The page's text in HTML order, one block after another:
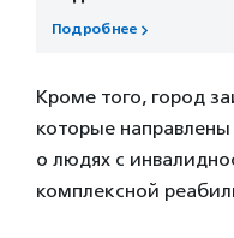
Подробнее
Кроме того, город
которые
о людях с
комплексной